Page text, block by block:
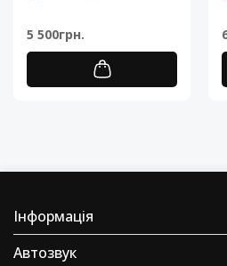
5 500грн.
Інформація
Автозвук